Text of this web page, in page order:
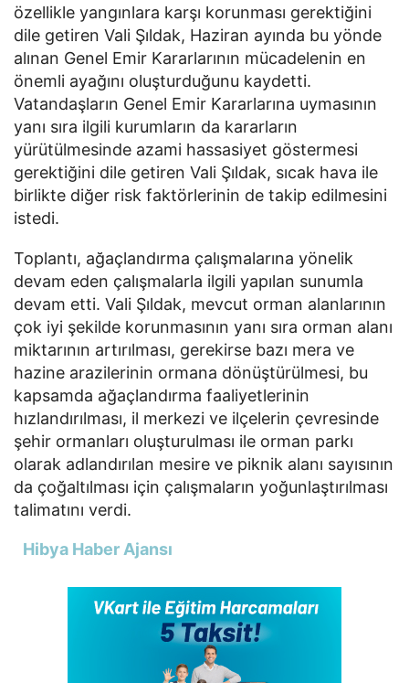
özellikle yangınlara karşı korunması gerektiğini
dile getiren Vali Şıldak, Haziran ayında bu yönde
alınan Genel Emir Kararlarının mücadelenin en
önemli ayağını oluşturduğunu kaydetti.
Vatandaşların Genel Emir Kararlarına uymasının
yanı sıra ilgili kurumların da kararların
yürütülmesinde azami hassasiyet göstermesi
gerektiğini dile getiren Vali Şıldak, sıcak hava ile
birlikte diğer risk faktörlerinin de takip edilmesini
istedi.
Toplantı, ağaçlandırma çalışmalarına yönelik
devam eden çalışmalarla ilgili yapılan sunumla
devam etti. Vali Şıldak, mevcut orman alanlarının
çok iyi şekilde korunmasının yanı sıra orman alanı
miktarının artırılması, gerekirse bazı mera ve
hazine arazilerinin ormana dönüştürülmesi, bu
kapsamda ağaçlandırma faaliyetlerinin
hızlandırılması, il merkezi ve ilçelerin çevresinde
şehir ormanları oluşturulması ile orman parkı
olarak adlandırılan mesire ve piknik alanı sayısının
da çoğaltılması için çalışmaların yoğunlaştırılması
talimatını verdi.
Hibya Haber Ajansı